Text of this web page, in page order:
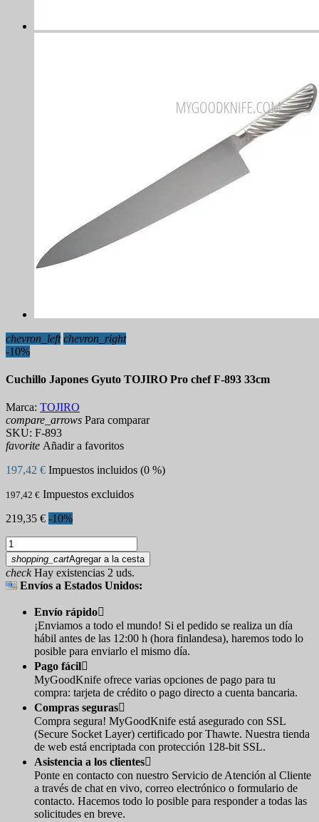
chevron_left chevron_right
-10%
Cuchillo Japones Gyuto TOJIRO Pro chef F-893 33cm
Marca: TOJIRO
compare_arrows Para comparar
SKU: F-893
favorite Añadir a favoritos
197,42 € Impuestos incluidos (0 %)
197,42 € Impuestos excluidos
219,35 € -10%
shopping_cartAgregar a la cesta
checkHay existencias 2 uds.
Envíos a Estados Unidos:
Envío rápido
¡Enviamos a todo el mundo! Si el pedido se realiza un día
hábil antes de las 12:00 h (hora finlandesa), haremos todo lo
posible para enviarlo el mismo día.
Pago fácil
MyGoodKnife ofrece varias opciones de pago para tu
compra: tarjeta de crédito o pago directo a cuenta bancaria.
Compras seguras
Compra segura! MyGoodKnife está asegurado con SSL
(Secure Socket Layer) certificado por Thawte. Nuestra tienda
de web está encriptada con protección 128-bit SSL.
Asistencia a los clientes
Ponte en contacto con nuestro Servicio de Atención al Cliente
a través de chat en vivo, correo electrónico o formulario de
contacto. Hacemos todo lo posible para responder a todas las
solicitudes en breve.